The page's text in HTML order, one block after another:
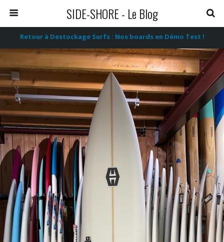
SIDE-SHORE - Le Blog
Retour à Destockage Surfs : Nos boards en Démo Test !